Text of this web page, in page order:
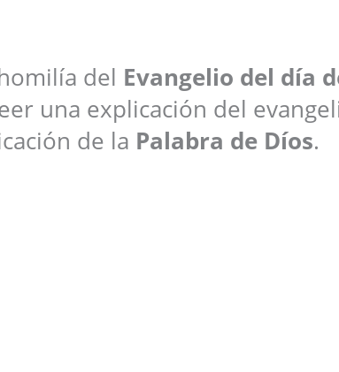
del Evangelio del día
una explicación del
de la Palabra de Díos.